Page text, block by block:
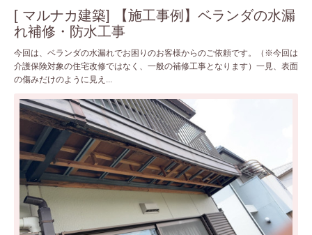
[ マルナカ建築] 【施工事例】ベランダの水漏
れ補修・防水工事
今回は、ベランダの水漏れでお困りのお客様からのご依頼です。（※今回は
介護保険対象の住宅改修ではなく、一般の補修工事となります）一見、表面
の傷みだけのように見え...